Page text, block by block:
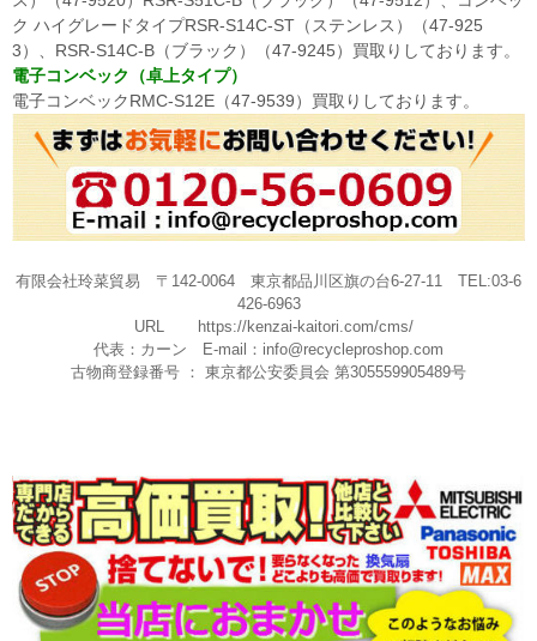
ク ハイグレードタイプRSR-S14C-ST（ステンレス）（47-925
3）、RSR-S14C-B（ブラック）（47-9245）買取りしております。
電子コンベック（卓上タイプ）
電子コンベックRMC-S12E（47-9539）買取りしております。
有限会社玲菜貿易 〒142-0064 東京都品川区旗の台6-27-11 TEL:03-6
426-6963
URL
https://kenzai-kaitori.com/cms/
代表：カーン E-mail： info@recycleproshop.com
古物商登録番号 ： 東京都公安委員会 第305559905489号